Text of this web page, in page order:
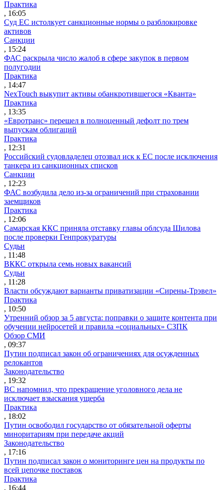
Практика
, 16:05
Суд ЕС истолкует санкционные нормы о разблокировке
активов
Санкции
, 15:24
ФАС раскрыла число жалоб в сфере закупок в первом
полугодии
Практика
, 14:47
NexTouch выкупит активы обанкротившегося «Кванта»
Практика
, 13:35
«Евротранс» перешел в полноценный дефолт по трем
выпускам облигаций
Практика
, 12:31
Российский судовладелец отозвал иск к ЕС после исключения
танкера из санкционных списков
Санкции
, 12:23
ФАС возбудила дело из-за ограничений при страховании
заемщиков
Практика
, 12:06
Самарская ККС приняла отставку главы облсуда Шилова
после проверки Генпрокуратуры
Судьи
, 11:48
ВККС открыла семь новых вакансий
Судьи
, 11:28
Власти обсуждают варианты приватизации «Сирены-Трэвел»
Практика
, 10:50
Утренний обзор за 5 августа: поправки о защите контента при
обучении нейросетей и правила «социальных» СЗПК
Обзор СМИ
, 09:37
Путин подписал закон об ограничениях для осужденных
релокантов
Законодательство
, 19:32
ВС напомнил, что прекращение уголовного дела не
исключает взыскания ущерба
Практика
, 18:02
Путин освободил государство от обязательной оферты
миноритариям при передаче акций
Законодательство
, 17:16
Путин подписал закон о мониторинге цен на продукты по
всей цепочке поставок
Практика
, 16:44